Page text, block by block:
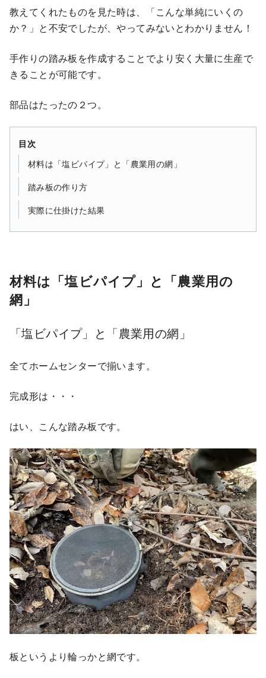
教えてくれたものを見た時は、「こんな単純にいくの
か？」と不安でしたが、やってみないとわかりません！
手作りの踏み板を作成することでより安く大量に生産で
きることが可能です。
部品はたったの２つ。
目次
材料は「塩ビパイプ」と「農業用の網」
踏み板の作り方
実際に仕掛けた結果
材料は「塩ビパイプ」と「農業用の
網」
「塩ビパイプ」と「農業用の網」
全てホームセンターで揃います。
完成形は・・・
はい、こんな踏み板です。
板というより輪っかと網です。